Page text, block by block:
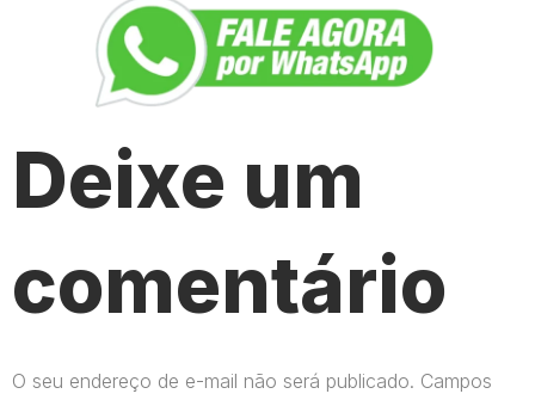
Deixe um
comentário
O seu endereço de e-mail não será publicado. Campos